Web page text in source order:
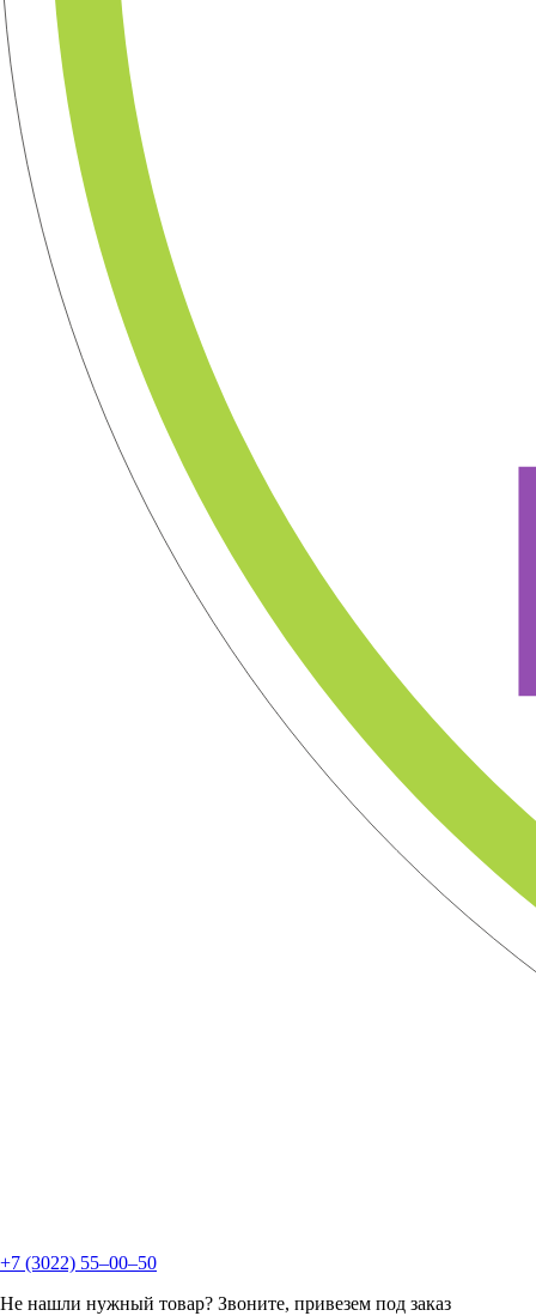
+7 (3022) 55‒00‒50
Не нашли нужный товар? Звоните, привезем под заказ